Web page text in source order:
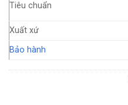
Tiêu chuẩn
Xuất xứ
Bảo hành